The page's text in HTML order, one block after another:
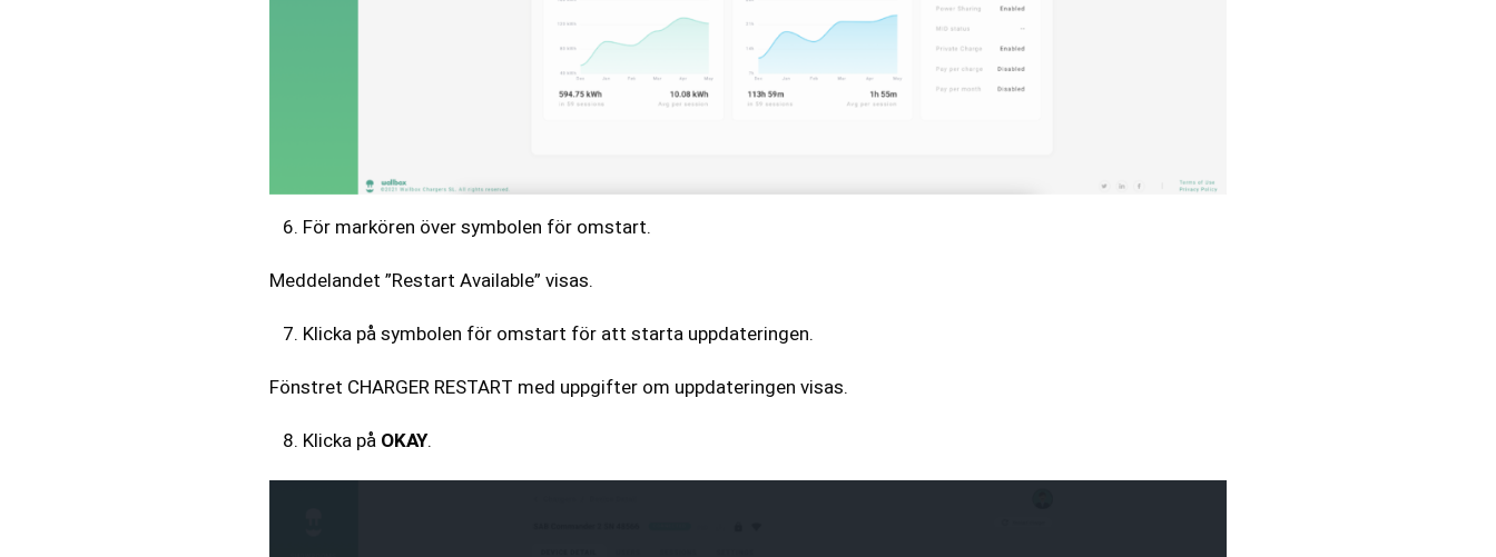
För markören över symbolen för omstart.
Meddelandet ”Restart Available” visas.
Klicka på symbolen för omstart för att starta uppdateringen.
Fönstret CHARGER RESTART med uppgifter om uppdateringen visas.
Klicka på OKAY.